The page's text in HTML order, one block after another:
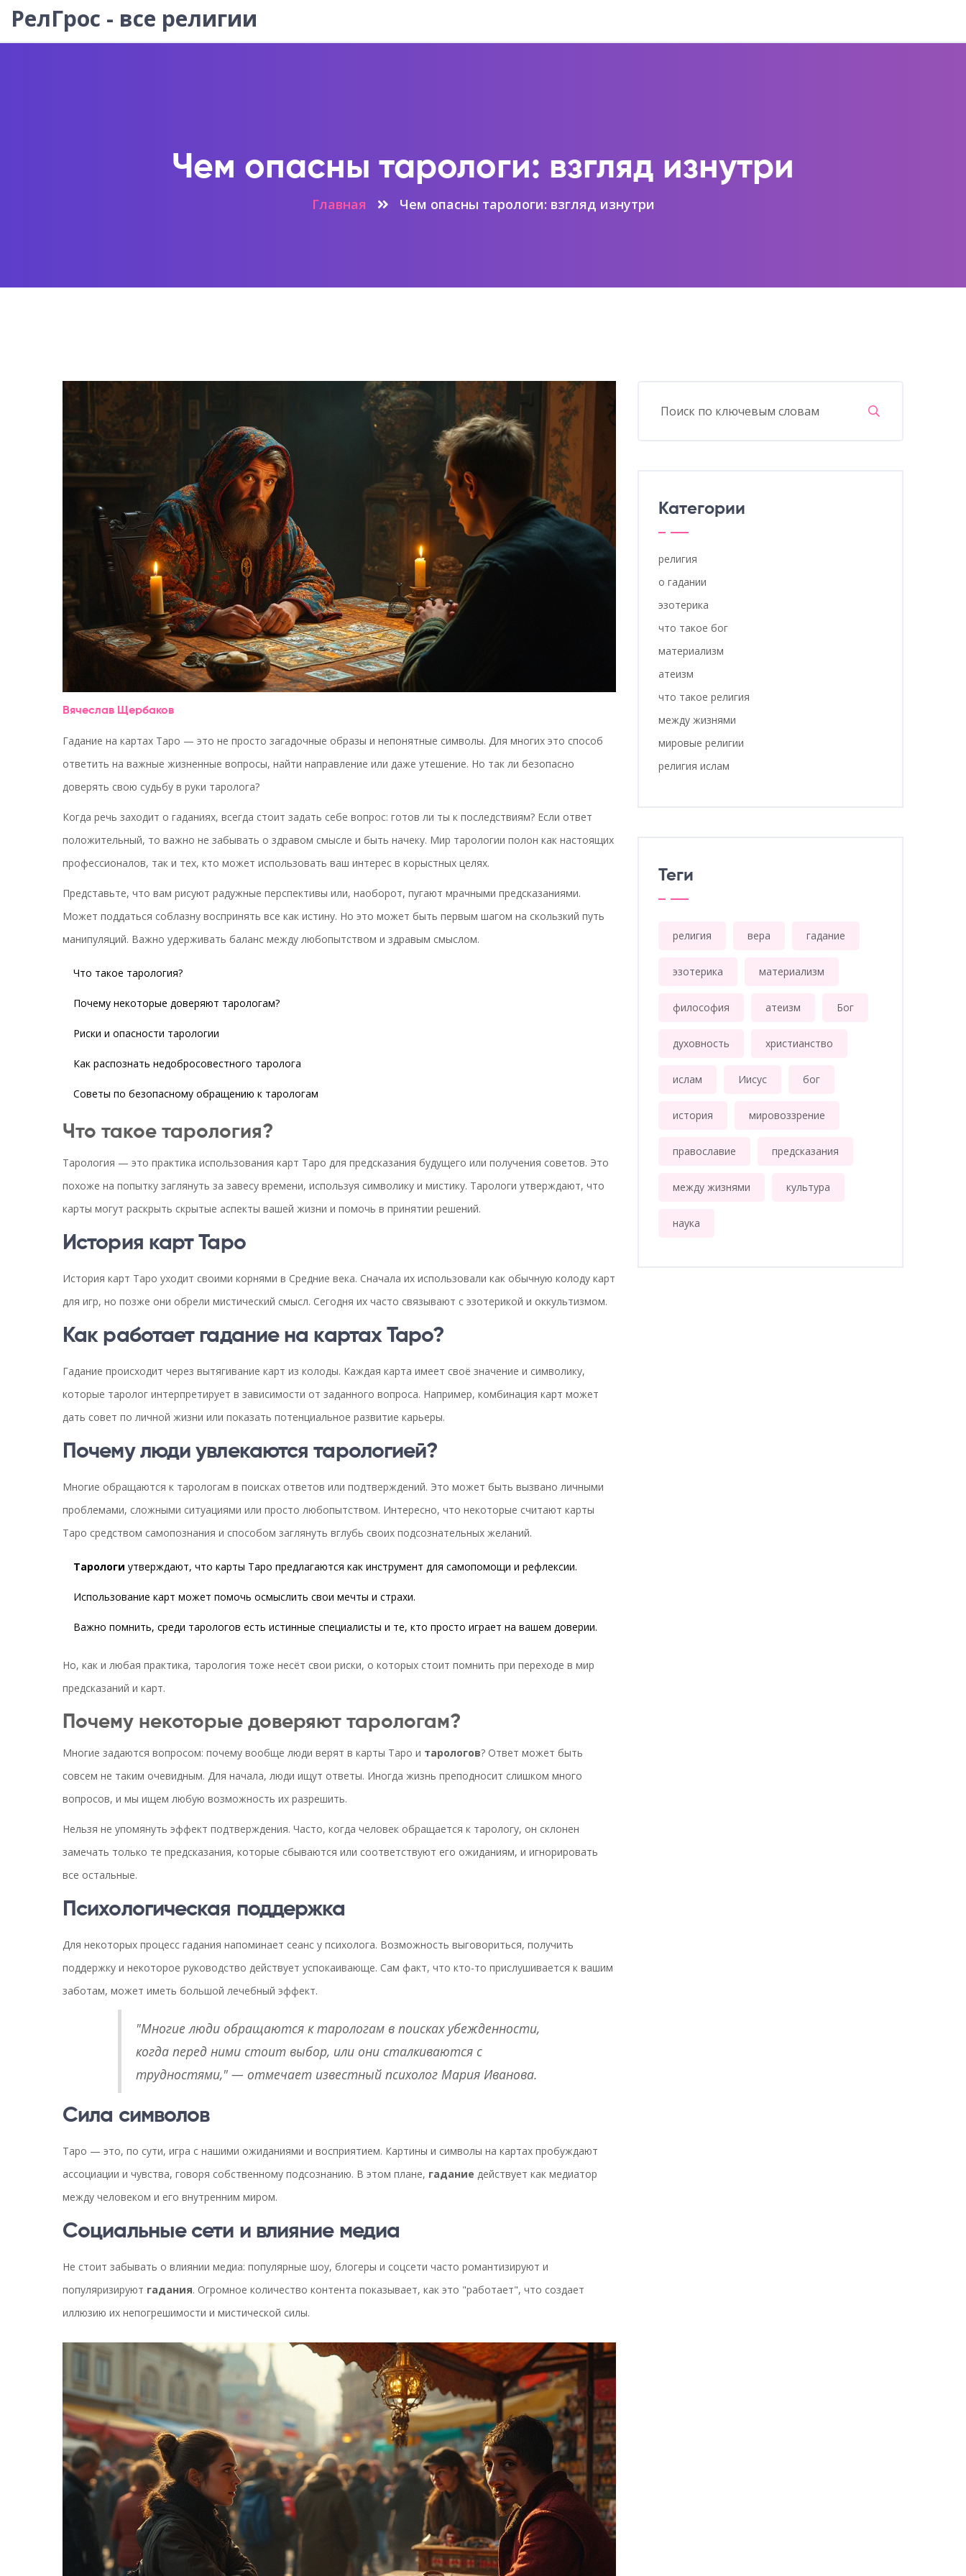
РелГрос - все религии
Чем опасны тарологи: взгляд изнутри
Главная Чем опасны тарологи: взгляд изнутри
Вячеслав Щербаков
Гадание на картах Таро — это не просто загадочные образы и непонятные символы. Для многих это способ
ответить на важные жизненные вопросы, найти направление или даже утешение. Но так ли безопасно
доверять свою судьбу в руки таролога?
Когда речь заходит о гаданиях, всегда стоит задать себе вопрос: готов ли ты к последствиям? Если ответ
положительный, то важно не забывать о здравом смысле и быть начеку. Мир тарологии полон как настоящих
профессионалов, так и тех, кто может использовать ваш интерес в корыстных целях.
Представьте, что вам рисуют радужные перспективы или, наоборот, пугают мрачными предсказаниями.
Может поддаться соблазну воспринять все как истину. Но это может быть первым шагом на скользкий путь
манипуляций. Важно удерживать баланс между любопытством и здравым смыслом.
Что такое тарология?
Почему некоторые доверяют тарологам?
Риски и опасности тарологии
Как распознать недобросовестного таролога
Советы по безопасному обращению к тарологам
Что такое тарология?
Тарология — это практика использования карт Таро для предсказания будущего или получения советов. Это
похоже на попытку заглянуть за завесу времени, используя символику и мистику. Тарологи утверждают, что
карты могут раскрыть скрытые аспекты вашей жизни и помочь в принятии решений.
История карт Таро
История карт Таро уходит своими корнями в Средние века. Сначала их использовали как обычную колоду карт
для игр, но позже они обрели мистический смысл. Сегодня их часто связывают с эзотерикой и оккультизмом.
Как работает гадание на картах Таро?
Гадание происходит через вытягивание карт из колоды. Каждая карта имеет своё значение и символику,
которые таролог интерпретирует в зависимости от заданного вопроса. Например, комбинация карт может
дать совет по личной жизни или показать потенциальное развитие карьеры.
Почему люди увлекаются тарологией?
Многие обращаются к тарологам в поисках ответов или подтверждений. Это может быть вызвано личными
проблемами, сложными ситуациями или просто любопытством. Интересно, что некоторые считают карты
Таро средством самопознания и способом заглянуть вглубь своих подсознательных желаний.
Тарологи утверждают, что карты Таро предлагаются как инструмент для самопомощи и рефлексии.
Использование карт может помочь осмыслить свои мечты и страхи.
Важно помнить, среди тарологов есть истинные специалисты и те, кто просто играет на вашем доверии.
Но, как и любая практика, тарология тоже несёт свои риски, о которых стоит помнить при переходе в мир
предсказаний и карт.
Почему некоторые доверяют тарологам?
Многие задаются вопросом: почему вообще люди верят в карты Таро и тарологов? Ответ может быть
совсем не таким очевидным. Для начала, люди ищут ответы. Иногда жизнь преподносит слишком много
вопросов, и мы ищем любую возможность их разрешить.
Нельзя не упомянуть эффект подтверждения. Часто, когда человек обращается к тарологу, он склонен
замечать только те предсказания, которые сбываются или соответствуют его ожиданиям, и игнорировать
все остальные.
Психологическая поддержка
Для некоторых процесс гадания напоминает сеанс у психолога. Возможность выговориться, получить
поддержку и некоторое руководство действует успокаивающе. Сам факт, что кто-то прислушивается к вашим
заботам, может иметь большой лечебный эффект.
"Многие люди обращаются к тарологам в поисках убежденности,
когда перед ними стоит выбор, или они сталкиваются с
трудностями," — отмечает известный психолог Мария Иванова.
Сила символов
Таро — это, по сути, игра с нашими ожиданиями и восприятием. Картины и символы на картах пробуждают
ассоциации и чувства, говоря собственному подсознанию. В этом плане, гадание действует как медиатор
между человеком и его внутренним миром.
Социальные сети и влияние медиа
Не стоит забывать о влиянии медиа: популярные шоу, блогеры и соцсети часто романтизируют и
популяризируют гадания. Огромное количество контента показывает, как это "работает", что создает
иллюзию их непогрешимости и мистической силы.
Категории
религия
о гадании
эзотерика
что такое бог
материализм
атеизм
что такое религия
между жизнями
мировые религии
религия ислам
Теги
религия вера гадание
эзотерика материализм
философия атеизм Бог
духовность христианство
ислам Иисус бог
история мировоззрение
православие предсказания
между жизнями культура
наука